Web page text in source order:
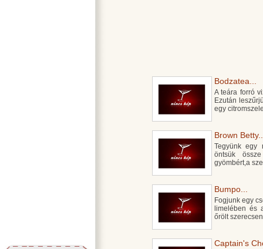
Bodzatea...
A teára forró
Ezután
egy
Brown
Tegyünk egy
öntsük
gyömbért,a
Bumpo...
Fogjunk egy
limelében és
őrölt
Captain's